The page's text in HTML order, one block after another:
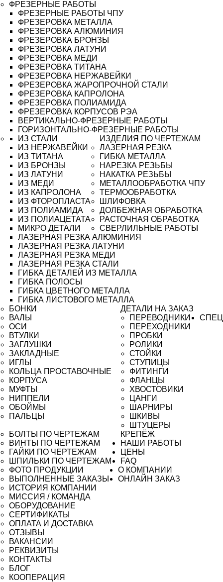
ФРЕЗЕРНЫЕ РАБОТЫ
ФРЕЗЕРНЫЕ РАБОТЫ ЧПУ
ФРЕЗЕРОВКА МЕТАЛЛА
ФРЕЗЕРОВКА АЛЮМИНИЯ
ФРЕЗЕРОВКА БРОНЗЫ
ФРЕЗЕРОВКА ЛАТУНИ
ФРЕЗЕРОВКА МЕДИ
ФРЕЗЕРОВКА ТИТАНА
ФРЕЗЕРОВКА НЕРЖАВЕЙКИ
ФРЕЗЕРОВКА ЖАРОПРОЧНОЙ СТАЛИ
ФРЕЗЕРОВКА КАПРОЛОНА
ФРЕЗЕРОВКА ПОЛИАМИДА
ФРЕЗЕРОВКА КОРПУСОВ РЭА
ВЕРТИКАЛЬНО-ФРЕЗЕРНЫЕ РАБОТЫ
ГОРИЗОНТАЛЬНО-ФРЕЗЕРНЫЕ РАБОТЫ
ИЗДЕЛИЯ ПО ЧЕРТЕЖАМ
ИЗ СТАЛИ
ИЗ НЕРЖАВЕЙКИ
ИЗ ТИТАНА
ИЗ БРОНЗЫ
ИЗ ЛАТУНИ
ИЗ МЕДИ
ИЗ КАПРОЛОНА
ИЗ ФТОРОПЛАСТА
ИЗ ПОЛИАМИДА
ИЗ ПОЛИАЦЕТАТА
МИКРО ДЕТАЛИ
ЛАЗЕРНАЯ РЕЗКА
ЛАЗЕРНАЯ РЕЗКА АЛЮМИНИЯ
ЛАЗЕРНАЯ РЕЗКА ЛАТУНИ
ЛАЗЕРНАЯ РЕЗКА МЕДИ
ЛАЗЕРНАЯ РЕЗКА СТАЛИ
ГИБКА МЕТАЛЛА
ГИБКА ДЕТАЛЕЙ ИЗ МЕТАЛЛА
ГИБКА ПОЛОСЫ
ГИБКА ЦВЕТНОГО МЕТАЛЛА
ГИБКА ЛИСТОВОГО МЕТАЛЛА
НАРЕЗКА РЕЗЬБЫ
НАКАТКА РЕЗЬБЫ
МЕТАЛЛООБРАБОТКА ЧПУ
ТЕРМООБРАБОТКА
ШЛИФОВКА
ДОЛБЕЖНАЯ ОБРАБОТКА
РАСТОЧНАЯ ОБРАБОТКА
СВЕРЛИЛЬНЫЕ РАБОТЫ
ДЕТАЛИ НА ЗАКАЗ
БОНКИ
ВАЛЫ
ОСИ
ВТУЛКИ
ЗАГЛУШКИ
ЗАКЛАДНЫЕ
ИГЛЫ
КОЛЬЦА ПРОСТАВОЧНЫЕ
КОРПУСА
МУФТЫ
НИППЕЛИ
ОБОЙМЫ
ПАЛЬЦЫ
ПЕРЕВОДНИКИ
ПЕРЕХОДНИКИ
ПРОБКИ
РОЛИКИ
СТОЙКИ
СТУПИЦЫ
ФИТИНГИ
ФЛАНЦЫ
ХВОСТОВИКИ
ЦАНГИ
ШАРНИРЫ
ШКИВЫ
ШТУЦЕРЫ
СПЕЦ
КРЕПЁЖ
БОЛТЫ ПО ЧЕРТЕЖАМ
ВИНТЫ ПО ЧЕРТЕЖАМ
ГАЙКИ ПО ЧЕРТЕЖАМ
ШПИЛЬКИ ПО ЧЕРТЕЖАМ
НАШИ РАБОТЫ
ФОТО ПРОДУКЦИИ
ВЫПОЛНЕННЫЕ ЗАКАЗЫ
ЦЕНЫ
FAQ
О КОМПАНИИ
ИСТОРИЯ КОМПАНИИ
МИССИЯ / КОМАНДА
ОБОРУДОВАНИЕ
СЕРТИФИКАТЫ
ОПЛАТА И ДОСТАВКА
ОТЗЫВЫ
ВАКАНСИИ
РЕКВИЗИТЫ
КОНТАКТЫ
БЛОГ
КООПЕРАЦИЯ
ОНЛАЙН ЗАКАЗ